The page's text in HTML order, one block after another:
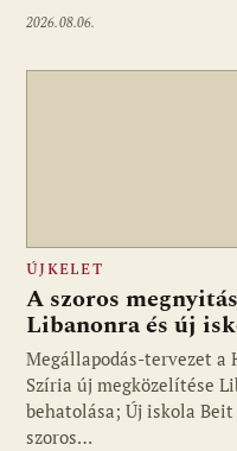
2026.08.06.
ÚJKELET
A szoros
Libanonra és új
Megállapodás-tervezet
Szíria új megközelítése
behatolása; Új iskola
szoros…